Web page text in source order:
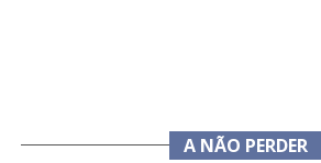
A NÃO PERDER